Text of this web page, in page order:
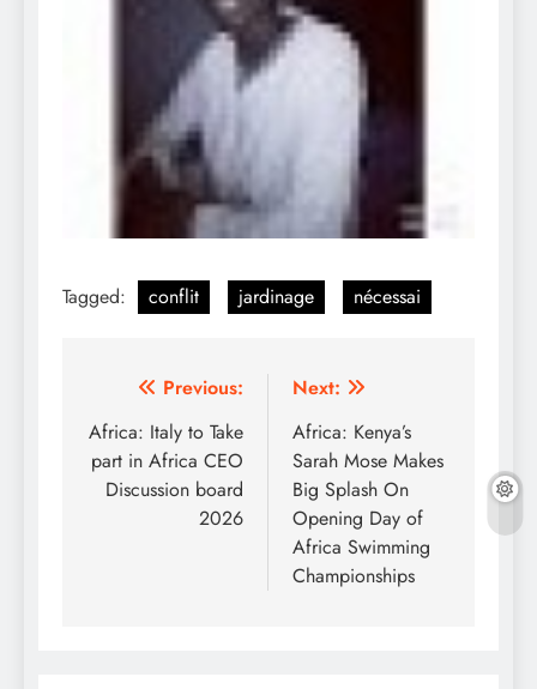
Tagged: conflit jardinage nécessai
Post
navigation
Previous:
Africa: Italy to Take
part in Africa CEO
Discussion board
2026
Next:
Africa: Kenya’s
Sarah Mose Makes
Big Splash On
Opening Day of
Africa Swimming
Championships